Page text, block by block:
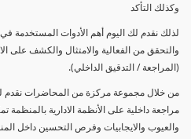
وكذلك التأكد
لذلك نقدم لك اليوم أهم الأدوات
والتحقق من الفعالية والامتثال والكشف على
(المراجعة / التدقيق الداخلي).
من خلال مجموعة مركزة من المحاضرات نقدم لك
مراجعة داخلية على الأنظمة الادارية
والعيوب والايجابيات وفرص التحسين داخل